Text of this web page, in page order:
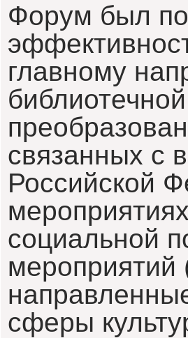
Форум был
главному
связанных с
Российской
социальной
сферы